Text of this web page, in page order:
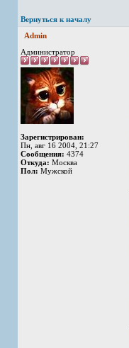
Вернуться к началу
Admin
Администратор
Зарегистрирован:
Пн, авг 16 2004, 21:27
Сообщения: 4374
Откуда: Москва
Пол: Мужской